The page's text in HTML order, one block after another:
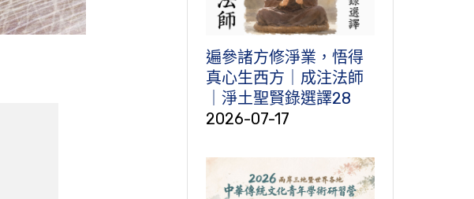
遍參諸方修淨業，悟得
真心生西方｜成注法師
｜淨土聖賢錄選譯28
2026-07-17